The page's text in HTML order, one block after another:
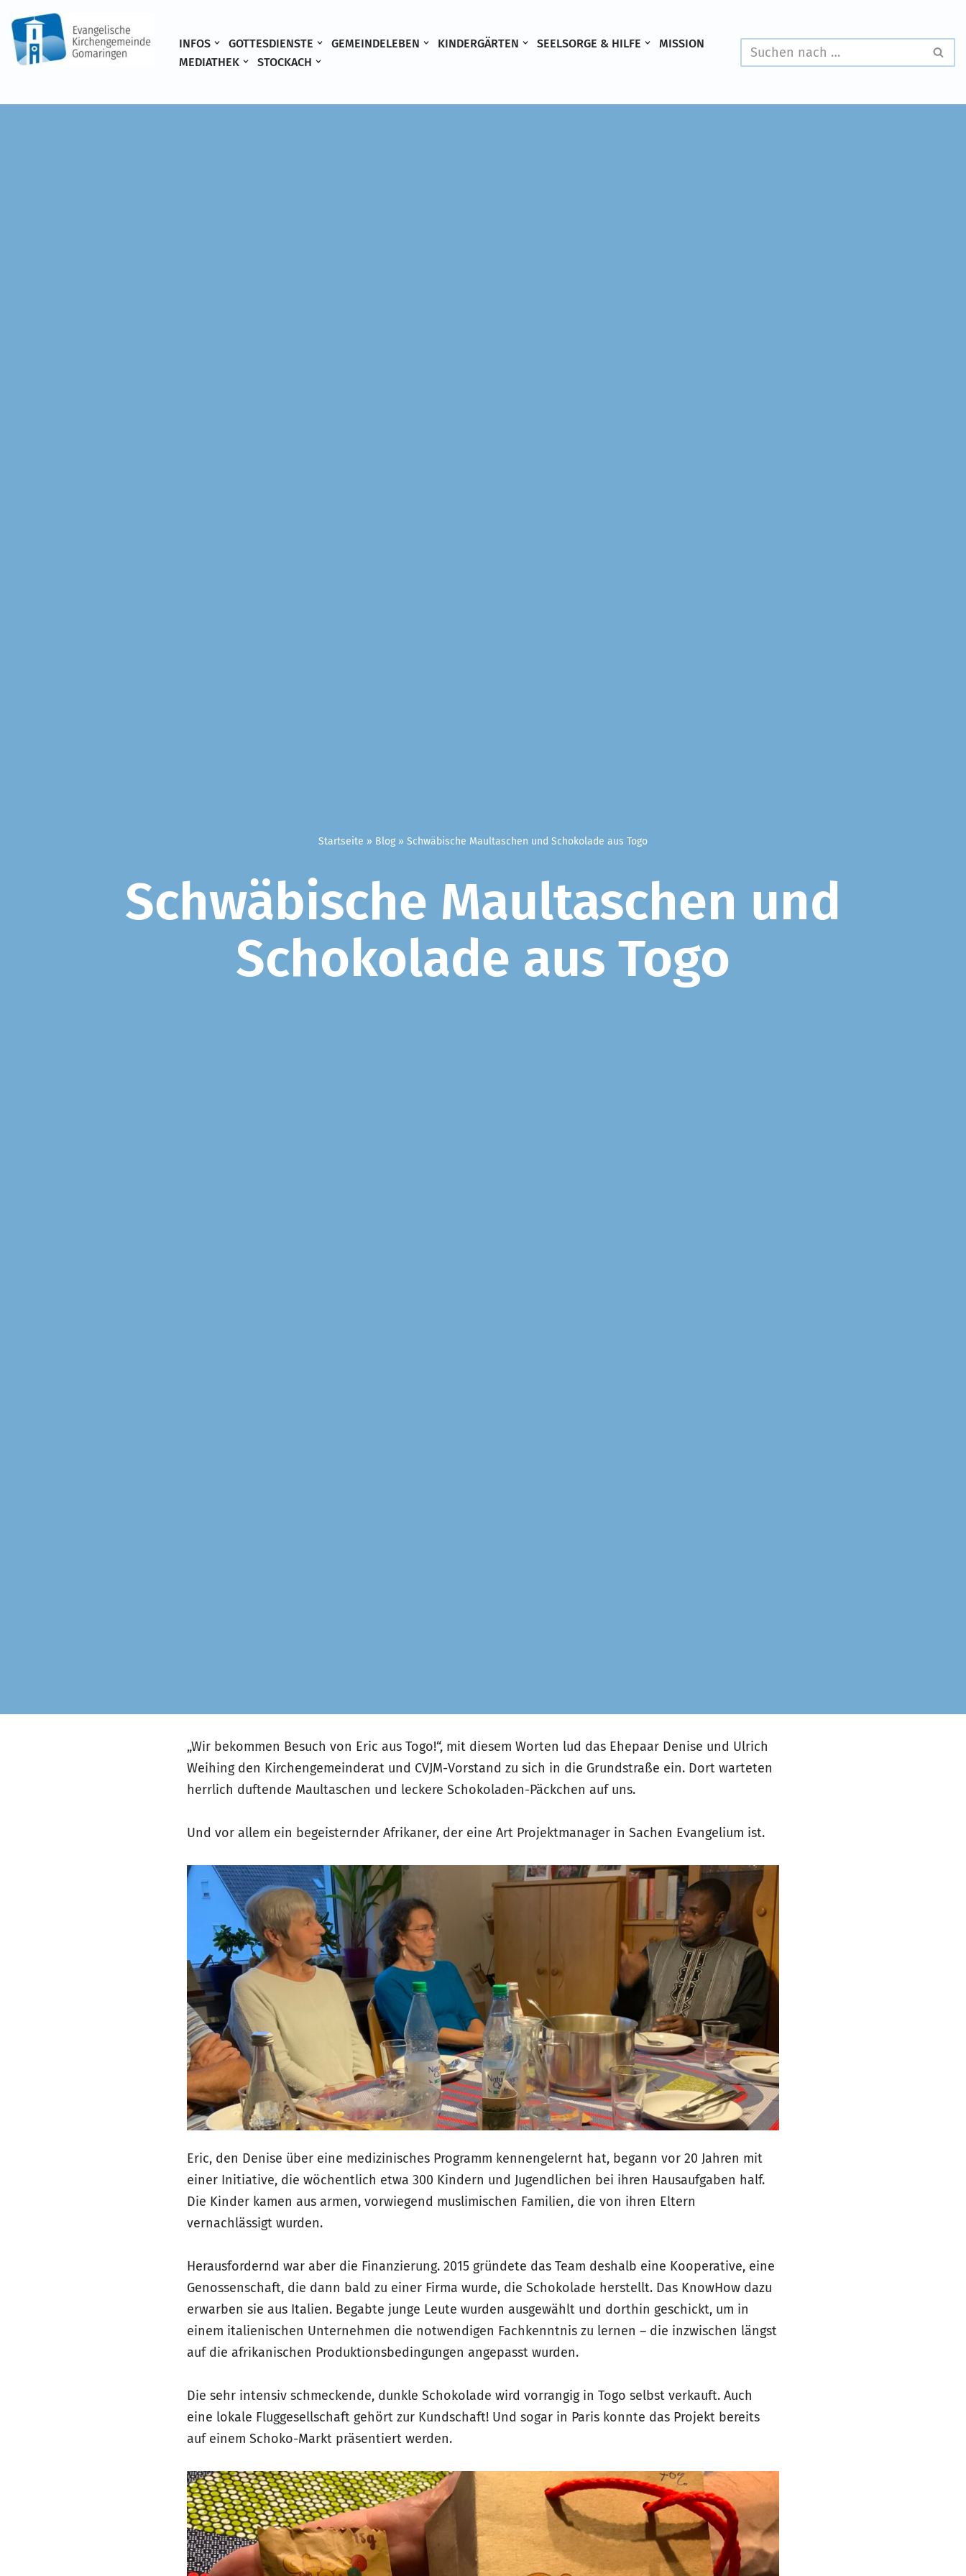
Zum
Inhalt
INFOS GOTTESDIENSTE GEMEINDELEBEN KINDERGÄRTEN SEELSORGE & HILFE
MISSION
MEDIATHEK
STOCKACH
Startseite » Blog » Schwäbische Maultaschen und Schokolade aus Togo
Schwäbische Maultaschen und
Schokolade aus Togo
„Wir bekommen Besuch von Eric aus Togo!“, mit diesem Worten lud das Ehepaar Denise und Ulrich
Weihing den Kirchengemeinderat und CVJM-Vorstand zu sich in die Grundstraße ein. Dort warteten
herrlich duftende Maultaschen und leckere Schokoladen-Päckchen auf uns.
Und vor allem ein begeisternder Afrikaner, der eine Art Projektmanager in Sachen Evangelium ist.
Eric, den Denise über eine medizinisches Programm kennengelernt hat, begann vor 20 Jahren mit
einer Initiative, die wöchentlich etwa 300 Kindern und Jugendlichen bei ihren Hausaufgaben half.
Die Kinder kamen aus armen, vorwiegend muslimischen Familien, die von ihren Eltern
vernachlässigt wurden.
Herausfordernd war aber die Finanzierung. 2015 gründete das Team deshalb eine Kooperative, eine
Genossenschaft, die dann bald zu einer Firma wurde, die Schokolade herstellt. Das KnowHow dazu
erwarben sie aus Italien. Begabte junge Leute wurden ausgewählt und dorthin geschickt, um in
einem italienischen Unternehmen die notwendigen Fachkenntnis zu lernen – die inzwischen längst
auf die afrikanischen Produktionsbedingungen angepasst wurden.
Die sehr intensiv schmeckende, dunkle Schokolade wird vorrangig in Togo selbst verkauft. Auch
eine lokale Fluggesellschaft gehört zur Kundschaft! Und sogar in Paris konnte das Projekt bereits
auf einem Schoko-Markt präsentiert werden.